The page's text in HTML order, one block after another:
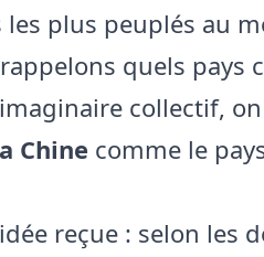
plus peuplés au
quels pays
collectif,
Chine comme le
reçue : selon les